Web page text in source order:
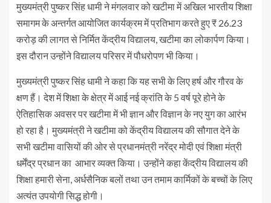
मुख्यमंत्री पुष्कर सिंह धामी ने मंगलवार को खटीमा में अखिल भारतीय शिक्षा
समागम के अन्तर्गत आयोजित कार्यक्रम में प्रतिभाग करते हुए ₹ 26.23
करोड़ की लागत से निर्मित केंद्रीय विद्यालय, खटीमा का लोकार्पण किया।
इस दौरान उन्होंने विद्यालय परिसर में पौधरोपण भी किया।
मुख्यमंत्री पुष्कर सिंह धामी ने कहा कि यह सभी के लिए हर्ष और गौरव के
क्षण हैं। देश में शिक्षा के क्षेत्र में आई नई क्रांति के 5 वर्ष पूरे होने के
ऐतिहासिक अवसर पर खटीमा में भी ज्ञान और विज्ञान के नए युग का आरंभ
हो रहा है। मुख्यमंत्री ने खटीमा को केंद्रीय विद्यालय की सौगात देने के
सभी खटीमा वासियों की ओर से प्रधानमंत्री नरेंद्र मोदी एवं शिक्षा मंत्री
धर्मेंद्र प्रधान का आभार व्यक्त किया। उन्होंने कहा केंद्रीय विद्यालय की
शिक्षा हमारी सेना, अर्धसैनिक बलों तथा उन तमाम कार्मिकों के बच्चों के लिए
अत्यंत उपयोगी सिद्ध होगी।